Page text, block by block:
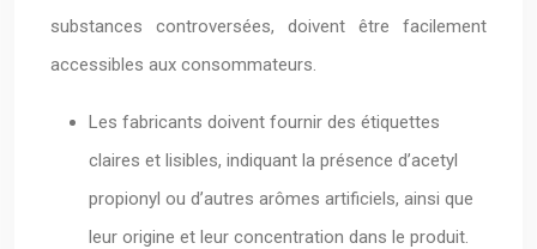
substances controversées, doivent être facilement
accessibles aux consommateurs.
Les fabricants doivent fournir des étiquettes
claires et lisibles, indiquant la présence d’acetyl
propionyl ou d’autres arômes artificiels, ainsi que
leur origine et leur concentration dans le produit.